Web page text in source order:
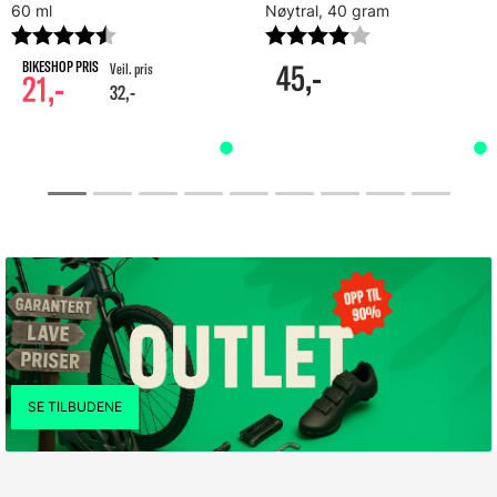
60 ml
21,- 32,-
Karakter:
Nøytral, 40 gram
45,-
Karakter: